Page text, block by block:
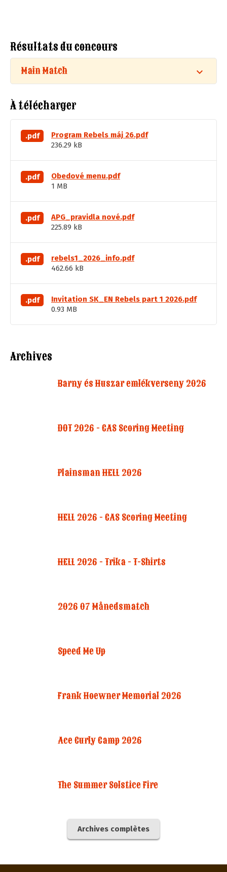
Résultats du concours
Main Match
À télécharger
.pdf
Program Rebels máj 26.pdf
236.29 kB
.pdf
Obedové menu.pdf
1 MB
.pdf
APG_pravidla nové.pdf
225.89 kB
.pdf
rebels1_2026_info.pdf
462.66 kB
.pdf
Invitation SK_EN Rebels part 1 2026.pdf
0.93 MB
Archives
Barny és Huszar emlékverseny 2026
DOT 2026 - CAS Scoring Meeting
Plainsman HELL 2026
HELL 2026 - CAS Scoring Meeting
HELL 2026 - Trika - T-Shirts
2026 07 Månedsmatch
Speed Me Up
Frank Hoewner Memorial 2026
Ace Curly Camp 2026
The Summer Solstice Fire
Archives complètes